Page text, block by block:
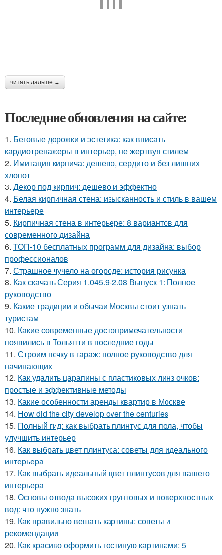
читать дальше →
Последние обновления на сайте:
1. Беговые дорожки и эстетика: как вписать
кардиотренажеры в интерьер, не жертвуя стилем
2. Имитация кирпича: дешево, сердито и без лишних
хлопот
3. Декор под кирпич: дешево и эффектно
4. Белая кирпичная стена: изысканность и стиль в вашем
интерьере
5. Кирпичная стена в интерьере: 8 вариантов для
современного дизайна
6. ТОП-10 бесплатных программ для дизайна: выбор
профессионалов
7. Страшное чучело на огороде: история рисунка
8. Как скачать Серия 1.045.9-2.08 Выпуск 1: Полное
руководство
9. Какие традиции и обычаи Москвы стоит узнать
туристам
10. Какие современные достопримечательности
появились в Тольятти в последние годы
11. Строим печку в гараж: полное руководство для
начинающих
12. Как удалить царапины с пластиковых линз очков:
простые и эффективные методы
13. Какие особенности аренды квартир в Москве
14. How did the city develop over the centuries
15. Полный гид: как выбрать плинтус для пола, чтобы
улучшить интерьер
16. Как выбрать цвет плинтуса: советы для идеального
интерьера
17. Как выбрать идеальный цвет плинтусов для вашего
интерьера
18. Основы отвода высоких грунтовых и поверхностных
вод: что нужно знать
19. Как правильно вешать картины: советы и
рекомендации
20. Как красиво оформить гостиную картинами: 5